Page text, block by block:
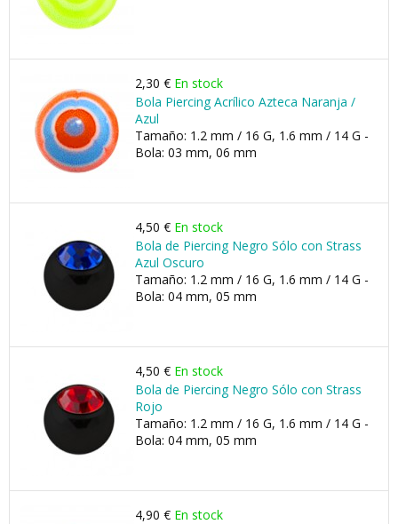
2,30 € En stock
Bola Piercing Acrílico Azteca Naranja /
Azul
Tamaño: 1.2 mm / 16 G, 1.6 mm / 14 G -
Bola: 03 mm, 06 mm
4,50 € En stock
Bola de Piercing Negro Sólo con Strass
Azul Oscuro
Tamaño: 1.2 mm / 16 G, 1.6 mm / 14 G -
Bola: 04 mm, 05 mm
4,50 € En stock
Bola de Piercing Negro Sólo con Strass
Rojo
Tamaño: 1.2 mm / 16 G, 1.6 mm / 14 G -
Bola: 04 mm, 05 mm
4,90 € En stock